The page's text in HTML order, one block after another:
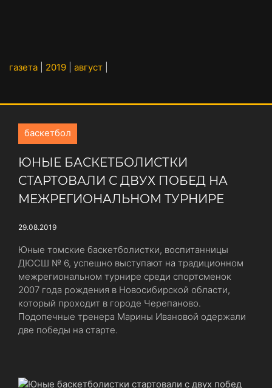
газета 2019 август
баскетбол
ЮНЫЕ БАСКЕТБОЛИСТКИ
СТАРТОВАЛИ С ДВУХ ПОБЕД НА
МЕЖРЕГИОНАЛЬНОМ ТУРНИРЕ
29.08.2019
Юные томские баскетболистки, воспитанницы
ДЮСШ № 6, успешно выступают на традиционном
межрегиональном турнире среди спортсменок
2007 года рождения в Новосибирской области,
который проходит в городе Черепаново.
Подопечные тренера Марины Ивановой одержали
две победы на старте.